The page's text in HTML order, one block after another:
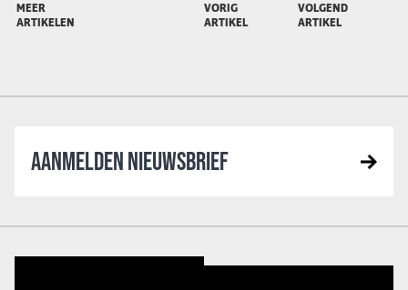
MEER
ARTIKELEN
VORIG
ARTIKEL
VOLGEND
ARTIKEL
AANMELDEN NIEUWSBRIEF